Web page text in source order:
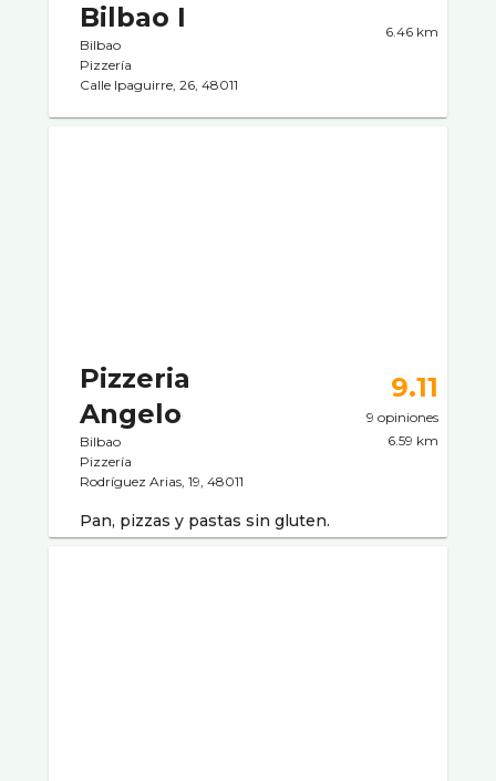
Bilbao I
Bilbao
Pizzerí­a
Calle Ipaguirre, 26, 48011
6.46 km
Pizzeria
Angelo
Bilbao
Pizzerí­a
Rodrí­guez Arias, 19, 48011
9.11
9 opiniones
6.59 km
Pan, pizzas y pastas sin gluten.